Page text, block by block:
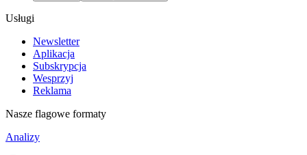
Usługi
Newsletter
Aplikacja
Subskrypcja
Wesprzyj
Reklama
Nasze flagowe formaty
Analizy